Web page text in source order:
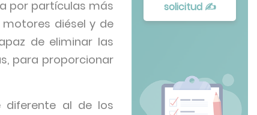
por partículas más
diésel y de
de eliminar las
para proporcionar
diferente al de los
solicitud ✍